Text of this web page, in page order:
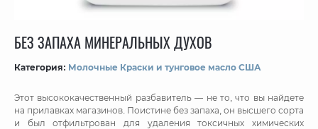
БЕЗ ЗАПАХА МИНЕРАЛЬНЫХ ДУХОВ
Категория: Молочные Краски и тунговое масло США
Этот высококачественный разбавитель — не то, что вы найдете
на прилавках магазинов. Поистине без запаха, он высшего сорта
и был отфильтрован для удаления токсичных химических